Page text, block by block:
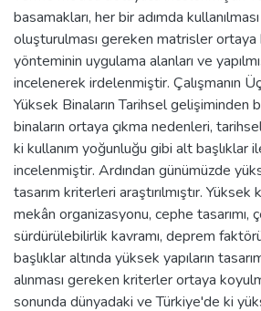
basamakları, her bir adımda
oluşturulması gereken matrisler
yönteminin uygulama alanları ve
incelenerek irdelenmiştir. Çalışmanın
Yüksek Binaların Tarihsel gelişiminden
binaların ortaya çıkma nedenleri,
ki kullanım yoğunluğu gibi alt başlıklar
incelenmiştir. Ardından günümüzde
tasarım kriterleri araştırılmıştır. Yüksek
mekân organizasyonu, cephe tasarımı,
sürdürülebilirlik kavramı, deprem
başlıklar altında yüksek yapıların
alınması gereken kriterler ortaya
sonunda dünyadaki ve Türkiye'de ki